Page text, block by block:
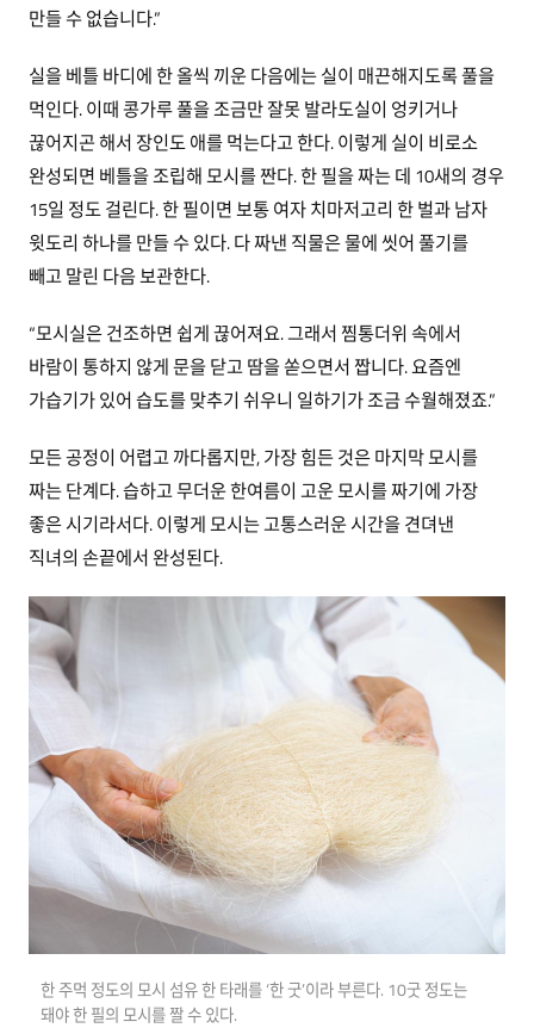
만들 수 없습니다.”
실을 베틀 바디에 한 올씩 끼운 다음에는 실이 매끈해지도록 풀을
먹인다. 이때 콩가루 풀을 조금만 잘못 발라도실이 엉키거나
끊어지곤 해서 장인도 애를 먹는다고 한다. 이렇게 실이 비로소
완성되면 베틀을 조립해 모시를 짠다. 한 필을 짜는 데 10새의 경우
15일 정도 걸린다. 한 필이면 보통 여자 치마저고리 한 벌과 남자
윗도리 하나를 만들 수 있다. 다 짜낸 직물은 물에 씻어 풀기를
빼고 말린 다음 보관한다.
“모시실은 건조하면 쉽게 끊어져요. 그래서 찜통더위 속에서
바람이 통하지 않게 문을 닫고 땀을 쏟으면서 짭니다. 요즘엔
가습기가 있어 습도를 맞추기 쉬우니 일하기가 조금 수월해졌죠.”
모든 공정이 어렵고 까다롭지만, 가장 힘든 것은 마지막 모시를
짜는 단계다. 습하고 무더운 한여름이 고운 모시를 짜기에 가장
좋은 시기라서다. 이렇게 모시는 고통스러운 시간을 견뎌낸
직녀의 손끝에서 완성된다.
한 주먹 정도의 모시 섬유 한 타래를 ‘한 굿’이라 부른다. 10굿 정도는
돼야 한 필의 모시를 짤 수 있다.